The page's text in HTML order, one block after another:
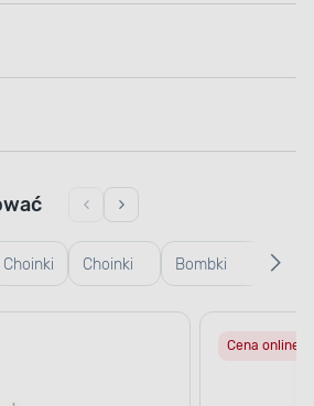
Choinki
żywe
Choinki
sztuczne
Bombki
plastikowe
Cena online